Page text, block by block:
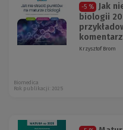
-5 %
Jak
biologii
Krzysztof Brom
Biomedica
Rok publikacji: 2025